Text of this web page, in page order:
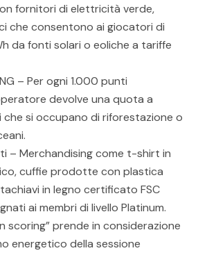
fornitori di elettricità verde,
che consentono ai giocatori di
da fonti solari o eoliche a tariffe
– Per ogni 1.000 punti
devolve una quota a
che si occupano di riforestazione o
– Merchandising come t-shirt in
cuffie prodotte con plastica
in legno certificato FSC
ai membri di livello Platinum.
scoring” prende in considerazione
energetico della sessione